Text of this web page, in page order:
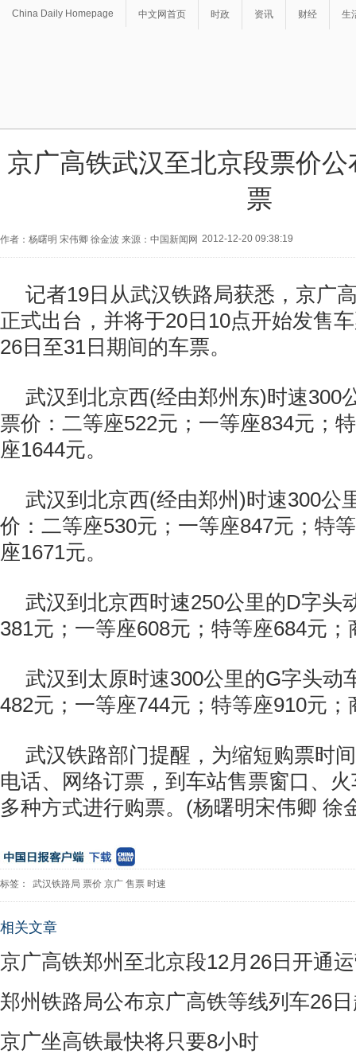
China Daily Homepage 中文网首页 时政 资讯 财经 生
京广高铁武汉至北京段票价公
票
作者：杨曙明 宋伟卿 徐金波 来源：中国新闻网 2012-12-20 09:38:19
记者19日从武汉铁路局获悉，京广
正式出台，并将于20日10点开始发售
26日至31日期间的车票。
武汉到北京西(经由郑州东)时速300
票价：二等座522元；一等座834元；
座1644元。
武汉到北京西(经由郑州)时速300公
价：二等座530元；一等座847元；特
座1671元。
武汉到北京西时速250公里的D字头
381元；一等座608元；特等座684元；
武汉到太原时速300公里的G字头动
482元；一等座744元；特等座910元
武汉铁路部门提醒，为缩短购票时
电话、网络订票，到车站售票窗口、
多种方式进行购票。(杨曙明宋伟卿 徐
标签： 武汉铁路局 票价 京广 售票 时速
相关文章
京广高铁郑州至北京段12月26日开通
郑州铁路局公布京广高铁等线列车26
京广坐高铁最快将只要8小时